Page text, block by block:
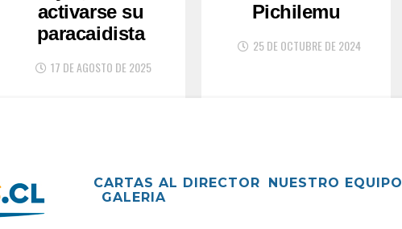
activarse su
paracaidista
17 DE AGOSTO DE 2025
Pichilemu
25 DE OCTUBRE DE 2024
CARTAS AL DIRECTOR NUESTRO EQUIPO
GALERIA